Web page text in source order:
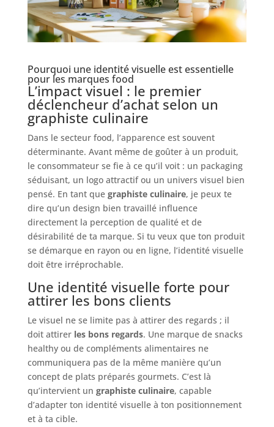
Pourquoi une identité visuelle est essentielle
pour les marques food
L’impact visuel : le premier
déclencheur d’achat selon un
graphiste culinaire
Dans le secteur food, l’apparence est souvent
déterminante. Avant même de goûter à un produit,
le consommateur se fie à ce qu’il voit : un packaging
séduisant, un logo attractif ou un univers visuel bien
pensé. En tant que graphiste culinaire, je peux te
dire qu’un design bien travaillé influence
directement la perception de qualité et de
désirabilité de ta marque. Si tu veux que ton produit
se démarque en rayon ou en ligne, l’identité visuelle
doit être irréprochable.
Une identité visuelle forte pour
attirer les bons clients
Le visuel ne se limite pas à attirer des regards ; il
doit attirer les bons regards. Une marque de snacks
healthy ou de compléments alimentaires ne
communiquera pas de la même manière qu’un
concept de plats préparés gourmets. C’est là
qu’intervient un graphiste culinaire, capable
d’adapter ton identité visuelle à ton positionnement
et à ta cible.